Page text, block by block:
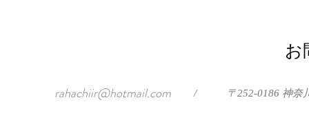
お
rahachiir@hotmail.com / 〒252-0186 神奈